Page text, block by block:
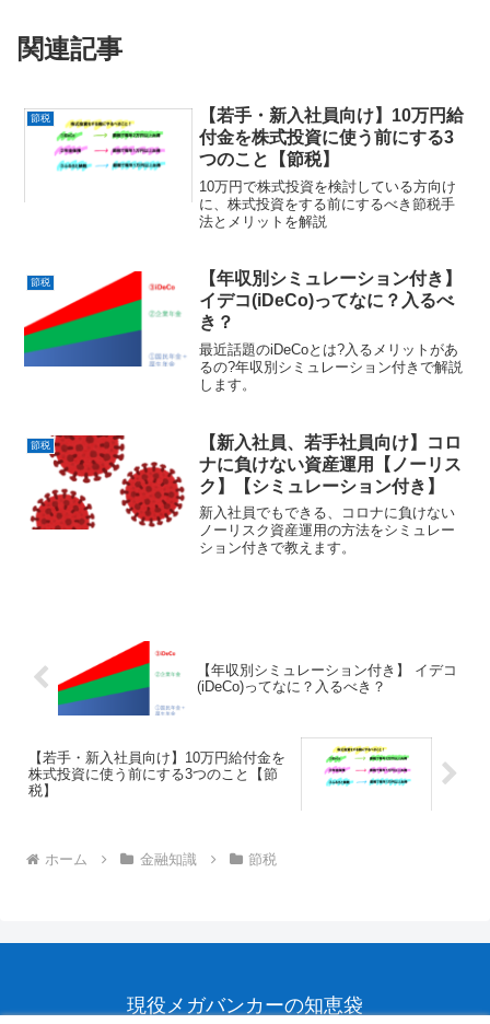
関連記事
節税
【若手・新入社員向け】10万円給
付金を株式投資に使う前にする3
つのこと【節税】
10万円で株式投資を検討している方向け
に、株式投資をする前にするべき節税手
法とメリットを解説
節税
【年収別シミュレーション付き】
イデコ(iDeCo)ってなに？入るべ
き？
最近話題のiDeCoとは?入るメリットがあ
るの?年収別シミュレーション付きで解説
します。
節税
【新入社員、若手社員向け】コロ
ナに負けない資産運用【ノーリス
ク】【シミュレーション付き】
新入社員でもできる、コロナに負けない
ノーリスク資産運用の方法をシミュレー
ション付きで教えます。
【年収別シミュレーション付き】 イデコ
(iDeCo)ってなに？入るべき？
【若手・新入社員向け】10万円給付金を
株式投資に使う前にする3つのこと【節
税】
ホーム 金融知識 節税
現役メガバンカーの知恵袋